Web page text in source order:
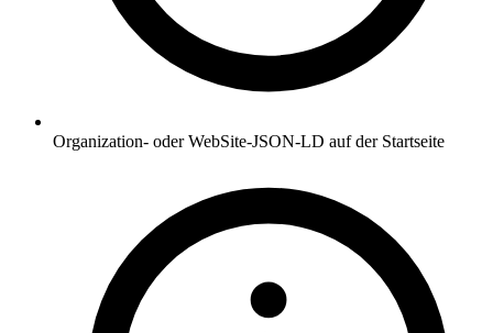
Organization- oder WebSite-JSON-LD auf der Startseite